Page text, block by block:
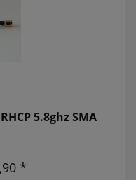
5.8ghz SMA
*